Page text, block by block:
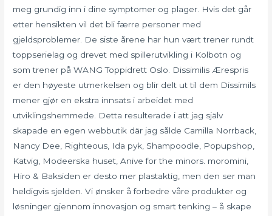
meg grundig inn i dine symptomer og plager. Hvis det går
etter hensikten vil det bli færre personer med
gjeldsproblemer. De siste årene har hun vært trener rundt
toppserielag og drevet med spillerutvikling i Kolbotn og
som trener på WANG Toppidrett Oslo. Dissimilis Ærespris
er den høyeste utmerkelsen og blir delt ut til dem Dissimils
mener gjør en ekstra innsats i arbeidet med
utviklingshemmede. Detta resulterade i att jag själv
skapade en egen webbutik där jag sålde Camilla Norrback,
Nancy Dee, Righteous, Ida pyk, Shampoodle, Popupshop,
Katvig, Modeerska huset, Anive for the minors. moromini,
Hiro & Baksiden er desto mer plastaktig, men den ser man
heldigvis sjelden. Vi ønsker å forbedre våre produkter og
løsninger gjennom innovasjon og smart tenking – å skape